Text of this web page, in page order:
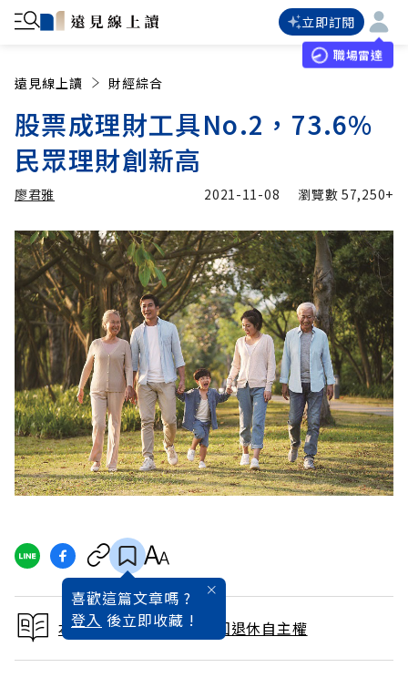
立即訂閱
職場雷達
遠見線上讀 財經綜合
股票成理財工具No.2，73.6%
民眾理財創新高
廖君雅
廖君雅 加入追蹤
2021-11-08 瀏覽數57,250+
喜歡這篇文章嗎 ?
登入 後立即收藏 !
本文出自大動盪時代 拿回退休自主權